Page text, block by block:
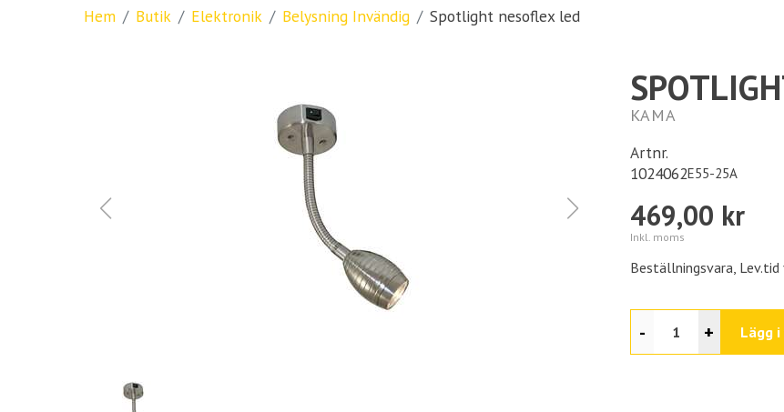
Hem Butik Elektronik Belysning Invändig Spotlight nesoflex led
KAMA
Artnr.
1024062E55-25A
469,00 kr
Inkl. moms
Beställningsvara,
- + Lägg